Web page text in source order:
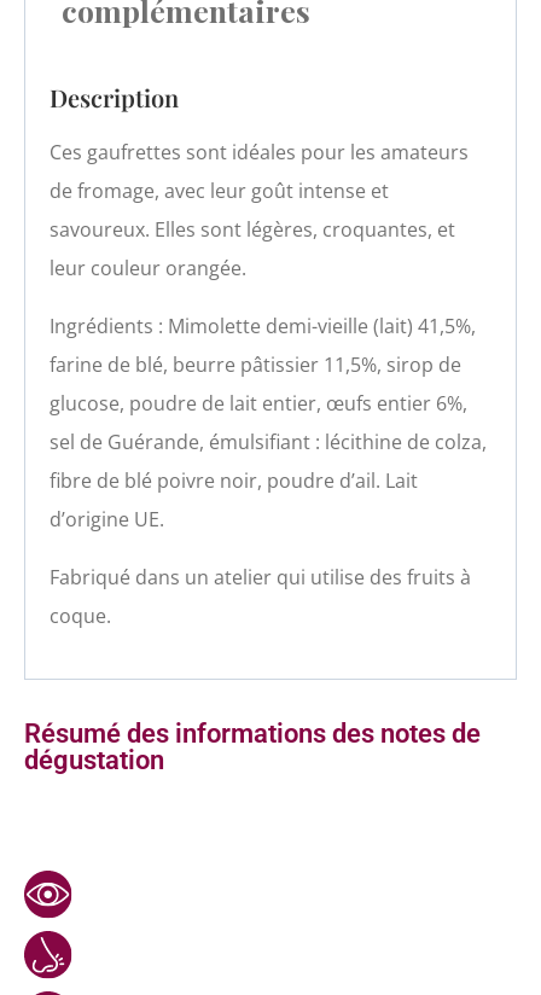
complémentaires
Description
Ces gaufrettes sont idéales pour les amateurs
de fromage, avec leur goût intense et
savoureux. Elles sont légères, croquantes, et
leur couleur orangée.
Ingrédients : Mimolette demi-vieille (lait) 41,5%,
farine de blé, beurre pâtissier 11,5%, sirop de
glucose, poudre de lait entier, œufs entier 6%,
sel de Guérande, émulsifiant : lécithine de colza,
fibre de blé poivre noir, poudre d’ail. Lait
d’origine UE.
Fabriqué dans un atelier qui utilise des fruits à
coque.
Résumé des informations des notes de
dégustation